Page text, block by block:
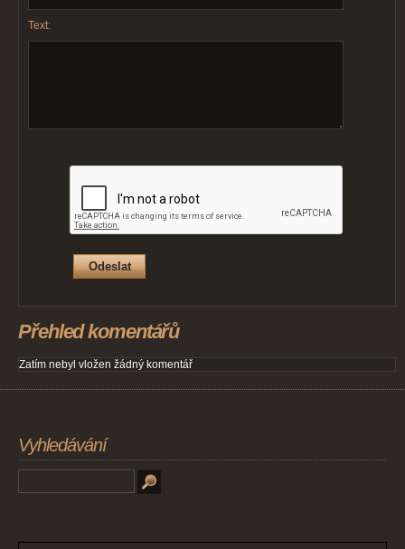
Text:
Přehled komentářů
Zatím nebyl vložen žádný komentář
Vyhledávání